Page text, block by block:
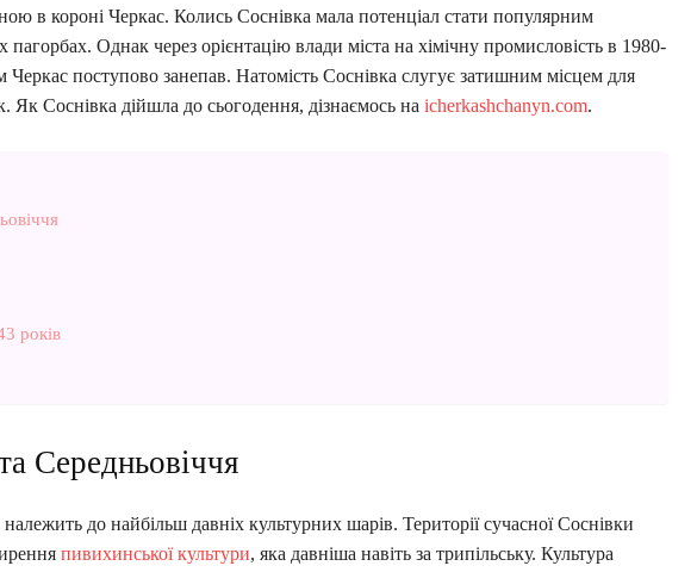
в короні Черкас. Колись Соснівка мала потенціал стати популярним
пагорбах. Однак через орієнтацію влади міста на хімічну промисловість в 1980-
поступово занепав. Натомість Соснівка слугує затишним місцем для
Як Соснівка дійшла до сьогодення, дізнаємось на icherkashchanyn.com.
років
Середньовіччя
до найбільш давніх культурних шарів. Території сучасної Соснівки
пивихинської культури, яка давніша навіть за трипільську. Культура